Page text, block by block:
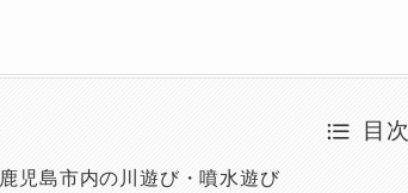
目次
鹿児島市内の川遊び・噴水遊び